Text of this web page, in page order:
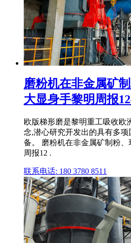
磨粉机在非金属矿
大显身手黎明周报
欧版梯形磨是黎明重工吸收欧
念,潜心研究开发出的具有多
备。 磨粉机在非金属矿制粉
周报12 .
联系电话: 180 3780 8511